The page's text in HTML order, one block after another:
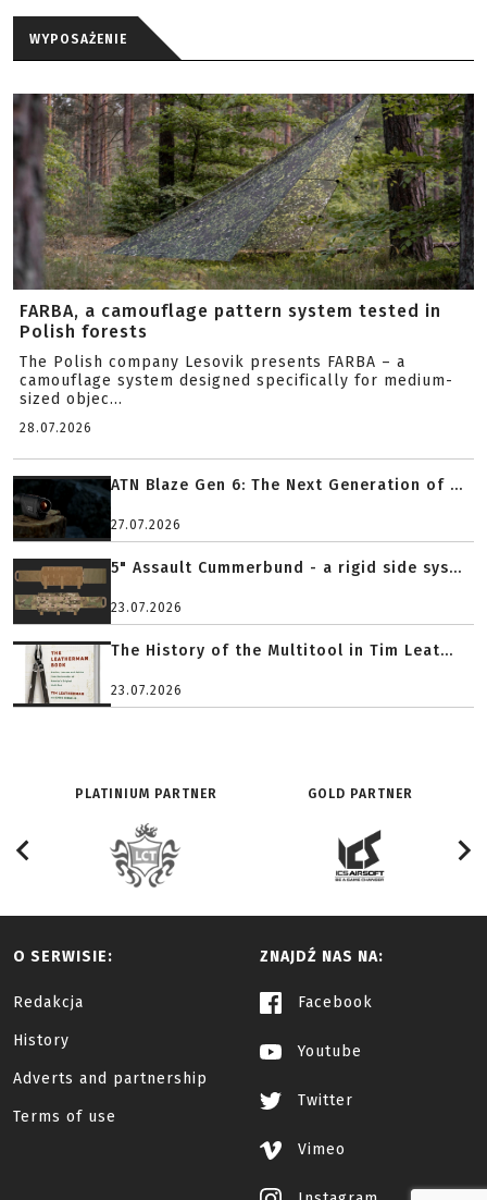
WYPOSAŻENIE
FARBA, a camouflage pattern system tested in
Polish forests
The Polish company Lesovik presents FARBA – a
camouflage system designed specifically for medium-
sized objec...
28.07.2026
ATN Blaze Gen 6: The Next Generation of ...
27.07.2026
5" Assault Cummerbund - a rigid side sys...
23.07.2026
The History of the Multitool in Tim Leat...
23.07.2026
PLATINIUM PARTNER GOLD PARTNER
O SERWISIE:
Redakcja
History
Adverts and partnership
Terms of use
ZNAJDŹ NAS NA:
Facebook
Youtube
Twitter
Vimeo